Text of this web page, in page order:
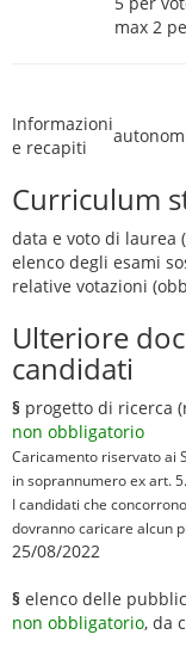
max 2
Informazioni
e recapiti
Curriculum
data e voto di laurea
elenco degli esami
relative votazioni
Ulteriore
candidati
§ progetto di ricerca
non obbligatorio
Caricamento riservato ai
in soprannumero ex art. 5.
I candidati che
dovranno caricare alcun
25/08/2022
§ elenco delle
non obbligatorio, da